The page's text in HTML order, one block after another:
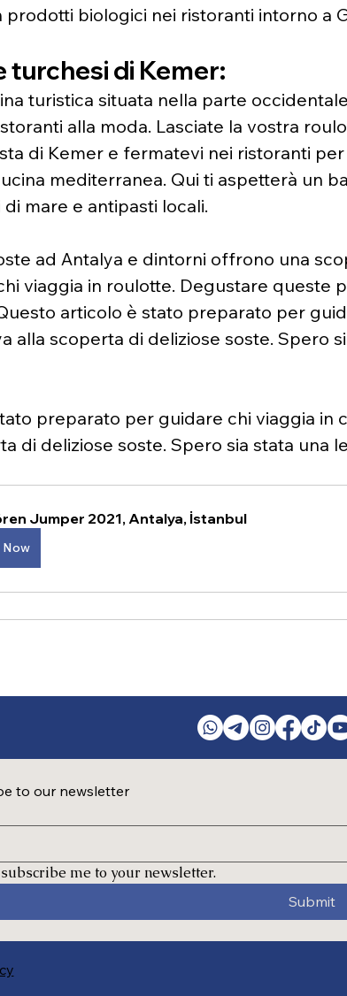
prodotti biologici nei ristoranti intorno a
turchesi di Kemer:
turistica situata nella parte
alla moda. Lasciate la vostra
di Kemer e fermatevi nei ristoranti
mediterranea. Qui ti aspetterà un
mare e antipasti locali.
ad Antalya e dintorni offrono una
viaggia in roulotte. Degustare queste
articolo è stato preparato per
alla scoperta di deliziose soste. Spero
preparato per guidare chi viaggia in
di deliziose soste. Spero sia stata una
Jumper 2021, Antalya, İstanbul
Now
to our newsletter
subscribe me to your newsletter.
Submit